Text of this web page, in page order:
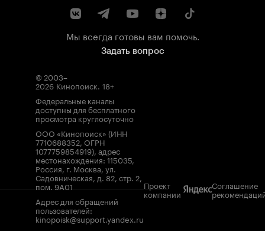
Мы всегда готовы вам помочь.
Задать вопрос
© 2003–
2026 Кинопоиск. 18+
Федеральные каналы
доступны для бесплатного
просмотра круглосуточно
ООО «Кинопоиск» (ИНН
7710688352, ОГРН
1077759854919), адрес
местонахождения: 115035,
Россия, г. Москва, ул.
Садовническая, д. 82, стр. 2,
пом. 9А01
Адрес для обращений
пользователей:
kinopoisk@support.yandex.ru
Проект
компании
Соглашение